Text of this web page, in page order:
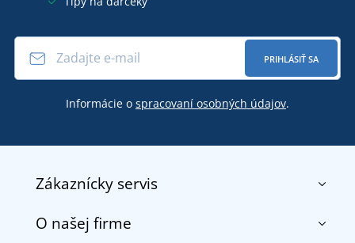
PRIHLÁSIŤ SA
Informácie o spracovaní osobných údajov.
Zákaznícky servis
Kontakt
O našej firme